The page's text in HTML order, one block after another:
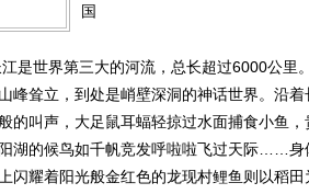
国
是世界第三大的河流，总长超过6000公里
峰耸立，到处是峭壁深洞的神话世界。沿
的叫声，大足鼠耳蝠轻掠过水面捕食小鱼
湖的候鸟如千帆竞发呼啦啦飞过天际……身
闪耀着阳光般金红色的龙现村鲤鱼则以稻